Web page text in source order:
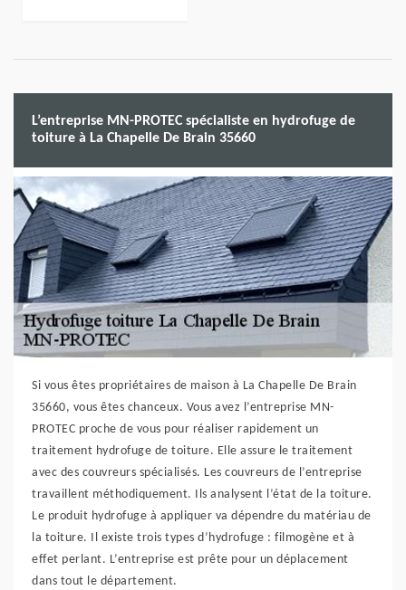
L’entreprise MN-PROTEC spécialiste en hydrofuge de
toiture à La Chapelle De Brain 35660
Si vous êtes propriétaires de maison à La Chapelle De Brain
35660, vous êtes chanceux. Vous avez l’entreprise MN-
PROTEC proche de vous pour réaliser rapidement un
traitement hydrofuge de toiture. Elle assure le traitement
avec des couvreurs spécialisés. Les couvreurs de l’entreprise
travaillent méthodiquement. Ils analysent l’état de la toiture.
Le produit hydrofuge à appliquer va dépendre du matériau de
la toiture. Il existe trois types d’hydrofuge : filmogène et à
effet perlant. L’entreprise est prête pour un déplacement
dans tout le département.